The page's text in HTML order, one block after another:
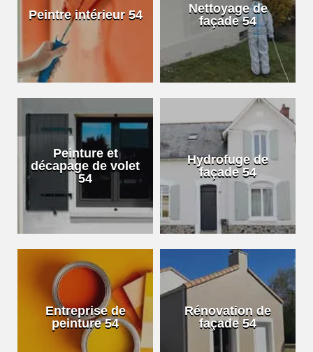
Peintre intérieur 54
Nettoyage de
façade 54
Peinture et
décapage de volet
54
Hydrofuge de
façade 54
Entreprise de
peinture 54
Rénovation de
façade 54